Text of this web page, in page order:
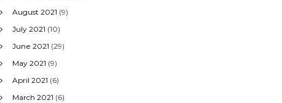
August 2021 (9)
July 2021 (10)
June 2021 (29)
May 2021 (9)
April 2021 (6)
March 2021 (6)